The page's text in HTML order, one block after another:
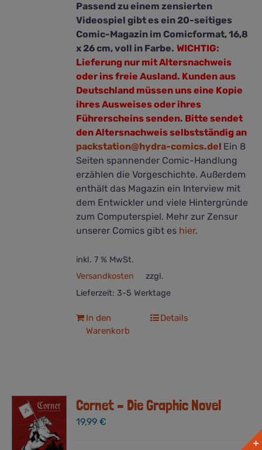
Passend zu einem zensierten
Videospiel gibt es ein 20-seitiges
Comic-Magazin im Comicformat, 16,8
x 26 cm, voll in Farbe. WICHTIG:
Lieferung nur mit Altersnachweis
oder ins freie Ausland. Kunden aus
Deutschland müssen uns eine Kopie
ihres Ausweises oder ihres
Führerscheins senden. Bitte sendet
denAltersnachweisselbstständig an
packstation@hydra-comics.de! Ein 8
Seiten spannender Comic-Handlung
erzählen die Vorgeschichte. Außerdem
enthält das Magazin ein Interview mit
dem Entwickler und viele Hintergründe
zum Computerspiel. Mehr zur Zensur
unserer Comics gibt es hier.
inkl. 7 % MwSt.
zzgl.
Versandkosten
Lieferzeit: 3-5 Werktage
In den
Warenkorb
Details
Cornet – Die Graphic Novel
19,99€